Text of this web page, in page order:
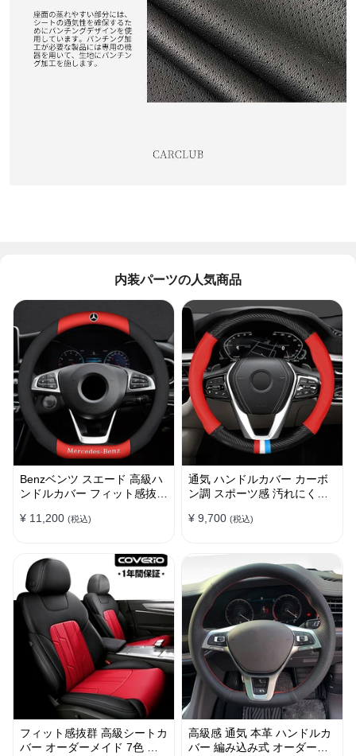
内装パーツの人気商品
Benzベンツ スエード 高級ハ
ンドルカバー フィット感抜群
38CM
¥ 11,200 (税込)
通気 ハンドルカバー カーボ
ン調 スポーツ感 汚れにくい
け簡単 38CM
¥ 9,700 (税込)
フィット感抜群 高級シートカ
バー オーダーメイド 7色 防
高級感 通気 本革 ハンドルカ
バー 編み込み式 オーダーメ